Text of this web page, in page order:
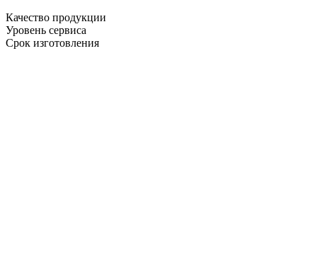
Качество продукции
Уровень сервиса
Срок изготовления